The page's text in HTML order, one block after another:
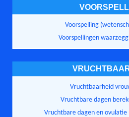
Voorspelling
Voorspellingen
Vruchtbaarheid
Vruchtbare dagen
Vruchtbare dagen en ovulatie